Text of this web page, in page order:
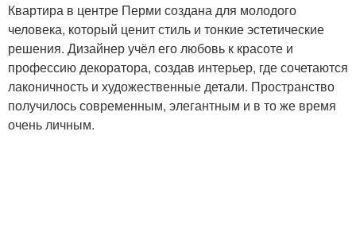
Квартира в центре Перми создана для молодого
человека, который ценит стиль и тонкие эстетические
решения. Дизайнер учёл его любовь к красоте и
профессию декоратора, создав интерьер, где сочетаются
лаконичность и художественные детали. Пространство
получилось современным, элегантным и в то же время
очень личным.